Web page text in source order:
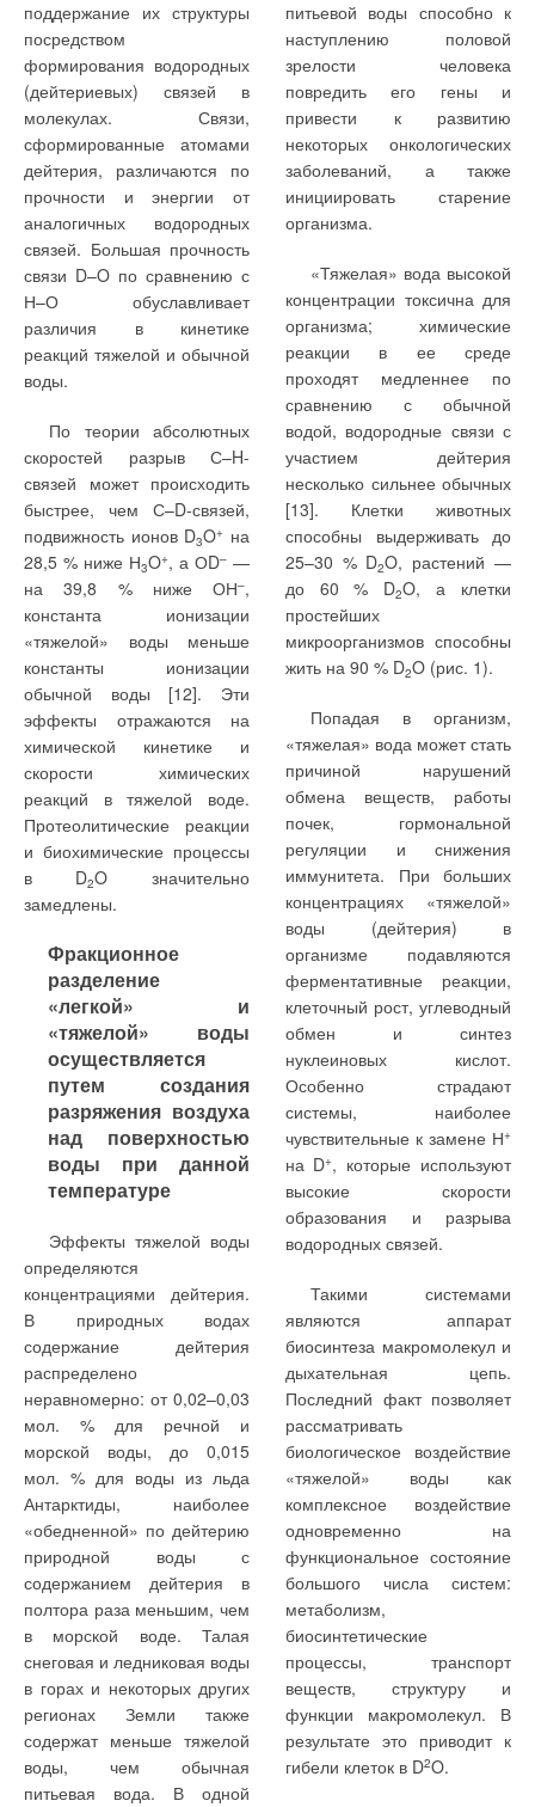
поддержание их структуры
посредством
формирования водородных
(дейтериевых) связей в
молекулах. Связи,
сформированные атомами
дейтерия, различаются по
прочности и энергии от
аналогичных водородных
связей. Большая прочность
связи D–O по сравнению с
Н–О обуславливает
различия в кинетике
реакций тяжелой и обычной
воды.
По теории абсолютных
скоростей разрыв С–H-
связей может происходить
быстрее, чем С–D-связей,
подвижность ионов D3O+ на
28,5 % ниже Н3O+, а ОD– —
на 39,8 % ниже ОН–,
константа ионизации
«тяжелой» воды меньше
константы ионизации
обычной воды [12]. Эти
эффекты отражаются на
химической кинетике и
скорости химических
реакций в тяжелой воде.
Протеолитические реакции
и биохимические процессы
в D2O значительно
замедлены.
Фракционное
разделение
«легкой» и
«тяжелой» воды
осуществляется
путем создания
разряжения воздуха
над поверхностью
воды при данной
температуре
Эффекты тяжелой воды
определяются
концентрациями дейтерия.
В природных водах
содержание дейтерия
распределено
неравномерно: от 0,02–0,03
мол. % для речной и
морской воды, до 0,015
мол. % для воды из льда
Антарктиды, наиболее
«обедненной» по дейтерию
природной воды с
содержанием дейтерия в
полтора раза меньшим, чем
в морской воде. Талая
снеговая и ледниковая воды
в горах и некоторых других
регионах Земли также
содержат меньше тяжелой
воды, чем обычная
питьевая вода. В одной
питьевой воды способно к
наступлению половой
зрелости человека
повредить его гены и
привести к развитию
некоторых онкологических
заболеваний, а также
инициировать старение
организма.
«Тяжелая» вода высокой
концентрации токсична для
организма; химические
реакции в ее среде
проходят медленнее по
сравнению с обычной
водой, водородные связи с
участием дейтерия
несколько сильнее обычных
[13]. Клетки животных
способны выдерживать до
25–30 % D2O, растений —
до 60 % D2O, а клетки
простейших
микроорганизмов способны
жить на 90 % D2O (рис. 1).
Попадая в организм,
«тяжелая» вода может стать
причиной нарушений
обмена веществ, работы
почек, гормональной
регуляции и снижения
иммунитета. При больших
концентрациях «тяжелой»
воды (дейтерия) в
организме подавляются
ферментативные реакции,
клеточный рост, углеводный
обмен и синтез
нуклеиновых кислот.
Особенно страдают
системы, наиболее
чувствительные к замене Н+
на D+, которые используют
высокие скорости
образования и разрыва
водородных связей.
Такими системами
являются аппарат
биосинтеза макромолекул и
дыхательная цепь.
Последний факт позволяет
рассматривать
биологическое воздействие
«тяжелой» воды как
комплексное воздействие
одновременно на
функциональное состояние
большого числа систем:
метаболизм,
биосинтетические
процессы, транспорт
веществ, структуру и
функции макромолекул. В
результате это приводит к
гибели клеток в D2O.